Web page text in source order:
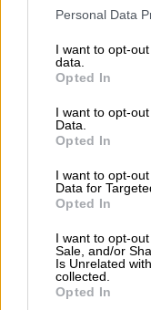
and may gather
to Google and its
purposes in below
Personal Data
I want to opt-
data.
Opted In
I want to opt-
Data.
Opted In
I want to opt-
Data for
Opted In
I want to opt-
Sale, and/or
Is Unrelated
collected.
Opted In
KAFE (Gaganis Ioannis
Popular
Moving Services
more >>
Local Search